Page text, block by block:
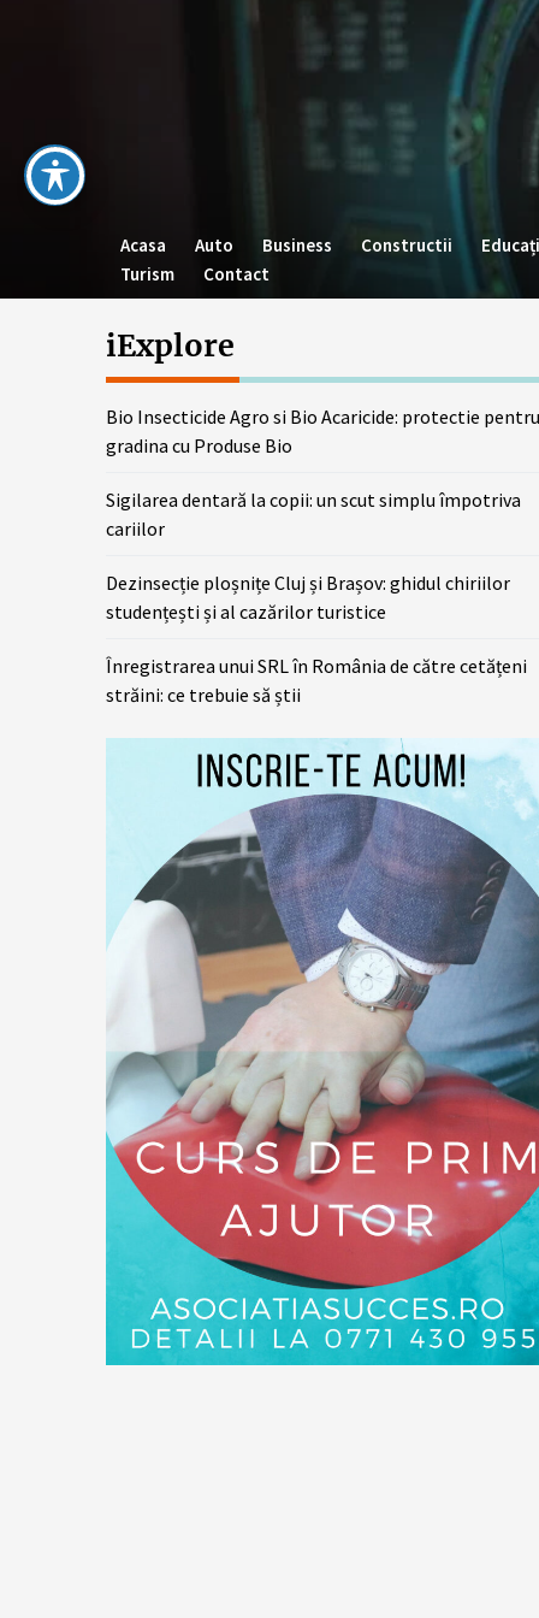
Acasa Auto Business Constructii
Turism
Contact
iExplore
Bio Insecticide Agro si Bio Acaricide: protectie pentru
gradina cu Produse Bio
Sigilarea dentară la copii: un scut simplu împotriva
cariilor
Dezinsecție ploșnițe Cluj și Brașov: ghidul chiriilor
studențești și al cazărilor turistice
Înregistrarea unui SRL în România de către cetățeni
străini: ce trebuie să știi